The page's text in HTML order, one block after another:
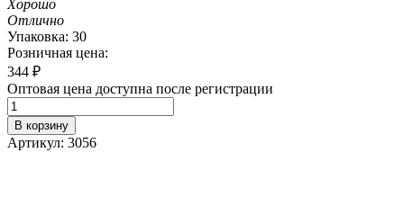
Хорошо
Отлично
Упаковка: 30
Розничная цена:
344 ₽
Оптовая цена доступна после регистрации
В корзину
Артикул: 3056